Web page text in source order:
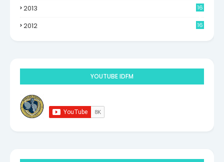
2013
16
2012
16
YOUTUBE IDFM